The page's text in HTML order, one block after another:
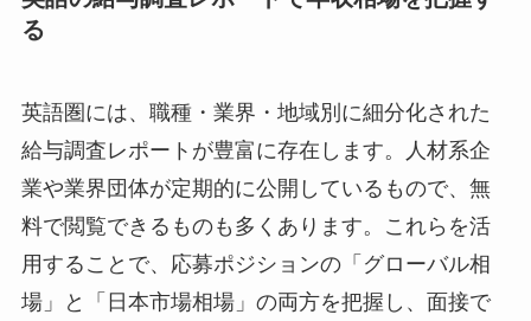
る
英語圏には、職種・業界・地域別に細分化された
給与調査レポートが豊富に存在します。人材系企
業や業界団体が定期的に公開しているもので、無
料で閲覧できるものも多くあります。これらを活
用することで、応募ポジションの「グローバル相
場」と「日本市場相場」の両方を把握し、面接で